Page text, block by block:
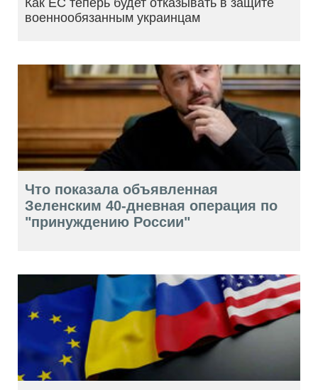
военнообязанным украинцам
Что показала объявленная
Зеленским 40-дневная операция по
"принуждению России"